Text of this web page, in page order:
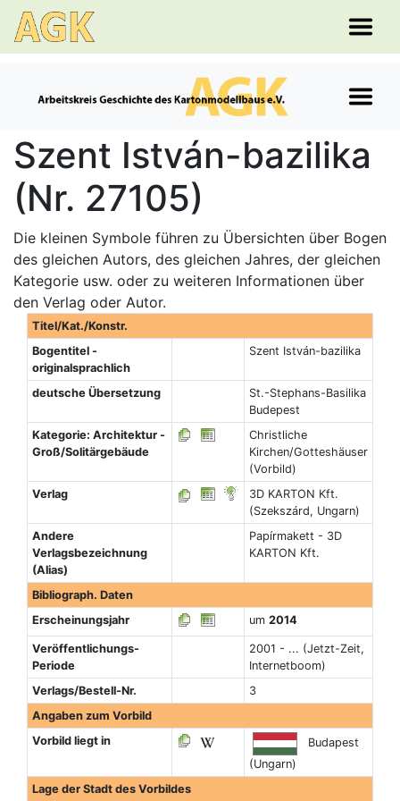
Szent István-bazilika
(Nr. 27105)
Die kleinen Symbole führen zu Übersichten über Bogen
des gleichen Autors, des gleichen Jahres, der gleichen
Kategorie usw. oder zu weiteren Informationen über
den Verlag oder Autor.
Titel/Kat./Konstr.
Bogentitel -
originalsprachlich
Szent István-bazilika
deutsche Übersetzung
St.-Stephans-Basilika
Budepest
Kategorie: Architektur -
Groß/Solitärgebäude
Christliche
Kirchen/Gotteshäuser
(Vorbild)
Verlag
3D KARTON Kft.
(Szekszárd, Ungarn)
Andere
Verlagsbezeichnung
(Alias)
Papírmakett - 3D
KARTON Kft.
Bibliograph. Daten
Erscheinungsjahr
um 2014
Veröffentlichungs-
Periode
2001 - ... (Jetzt-Zeit,
Internetboom)
Verlags/Bestell-Nr.
3
Angaben zum Vorbild
Vorbild liegt in
Budapest
(Ungarn)
Lage der Stadt des Vorbildes